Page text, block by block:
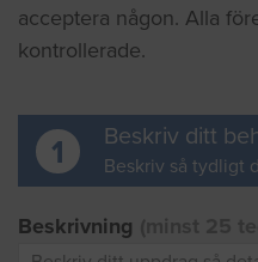
acceptera någon. Alla
kontrollerade.
1 Beskriv ditt
Beskriv så tydligt
Beskrivning